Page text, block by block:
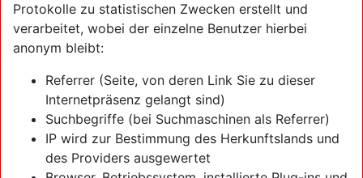
Protokolle zu statistischen Zwecken erstellt und
verarbeitet, wobei der einzelne Benutzer hierbei
anonym bleibt:
Referrer (Seite, von deren Link Sie zu dieser
Internetpräsenz gelangt sind)
Suchbegriffe (bei Suchmaschinen als Referrer)
IP wird zur Bestimmung des Herkunftslands und
des Providers ausgewertet